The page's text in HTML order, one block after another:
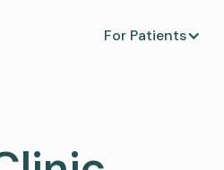
For Patients